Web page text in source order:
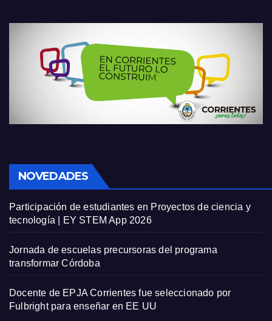
NOVEDADES
Participación de estudiantes en Proyectos de ciencia y
tecnología | EY STEM App 2026
Jornada de escuelas precursoras del programa
transformar Córdoba
Docente de EPJA Corrientes fue seleccionado por
Fulbright para enseñar en EE UU